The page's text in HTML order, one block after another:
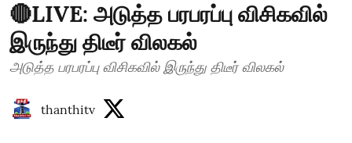
🔴LIVE: அடுத்த பரபரப்பு விசிகவில்
இருந்து திடீர் விலகல்
அடுத்த பரபரப்பு விசிகவில் இருந்து திடீர் விலகல்
thanthitv